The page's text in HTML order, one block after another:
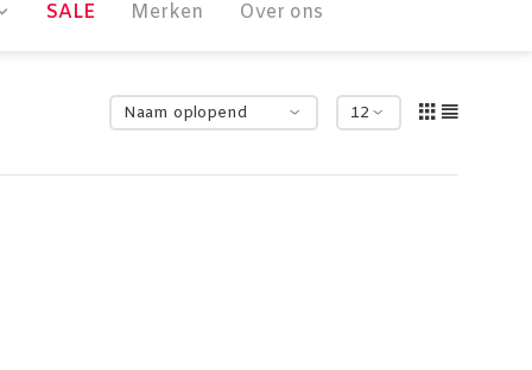
SALE Merken Over ons